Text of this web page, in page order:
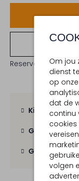
Om jou
dienst
op
dat de
continu
volgen
Reserveer direct in
Kies zelf je
Gratis
Gratis retour